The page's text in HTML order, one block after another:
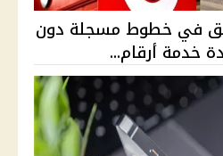
في خطوط مسجلة دون
خدمة أرقام...